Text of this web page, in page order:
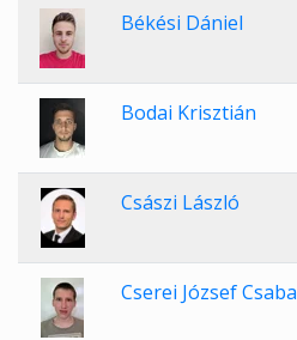
Békési Dániel
Bodai Krisztián
Császi László
Cserei József Csaba